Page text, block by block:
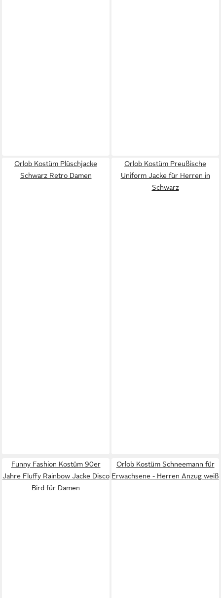
Orlob Kostüm Plüschjacke
Schwarz Retro Damen
Orlob Kostüm Preußische
Uniform Jacke für Herren in
Schwarz
Funny Fashion Kostüm 90er
Jahre Fluffy Rainbow Jacke Disco
Bird für Damen
Orlob Kostüm Schneemann für
Erwachsene - Herren Anzug weiß